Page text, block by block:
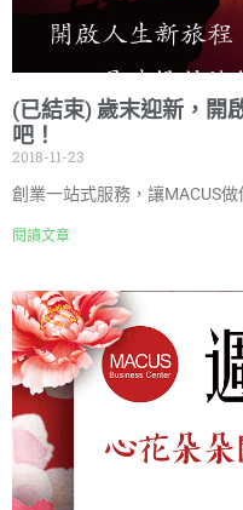
(已結束) 歲末迎新，開
吧！
2018-11-23
創業一站式服務，讓
閱讀文章